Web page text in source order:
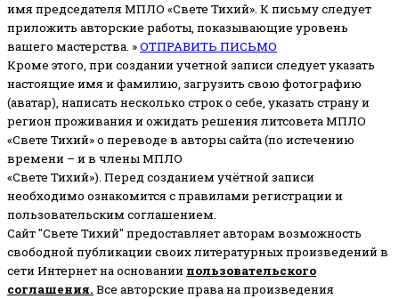
имя председателя МПЛО «Свете Тихий». К письму следует
приложить авторские работы, показывающие уровень
вашего мастерства. »ОТПРАВИТЬ ПИСЬМО
Кроме этого, при создании учетной записи следует указать
настоящие имя и фамилию, загрузить свою фотографию
(аватар), написать несколько строк о себе, указать страну и
регион проживания и ожидать решения литсовета МПЛО
«Свете Тихий» о переводе в авторы сайта (по истечению
времени – и в члены МПЛО
«Свете Тихий»). Перед созданием учётной записи
необходимо ознакомится с правилами регистрации и
пользовательским соглашением.
Сайт "Свете Тихий" предоставляет авторам возможность
свободной публикации своих литературных произведений в
сети Интернет на основании пользовательского
соглашения. Все авторские права на произведения